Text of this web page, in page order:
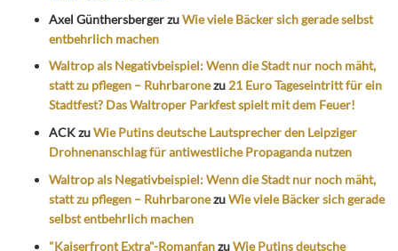
Axel GünthersbergerzuWie viele Bäcker sich gerade selbst
entbehrlich machen
Waltrop als Negativbeispiel: Wenn die Stadt nur noch mäht,
statt zu pflegen – Ruhrbaronezu 21 Euro Tageseintritt für ein
Stadtfest? Das Waltroper Parkfest spielt mit dem Feuer!
ACKzuWie Putins deutsche Lautsprecher den Leipziger
Drohnenanschlag für antiwestliche Propaganda nutzen
Waltrop als Negativbeispiel: Wenn die Stadt nur noch mäht,
statt zu pflegen – RuhrbaronezuWie viele Bäcker sich gerade
selbst entbehrlich machen
"Kaiserfront Extra"-RomanfanzuWie Putins deutsche